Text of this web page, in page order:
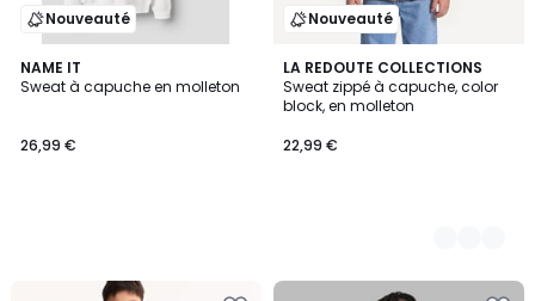
Nouveauté
NAME IT
Sweat à capuche en molleton
26,99 €
Nouveauté
LA REDOUTE COLLECTIONS
Sweat zippé à capuche, color
block, en molleton
22,99 €
2
Couleurs